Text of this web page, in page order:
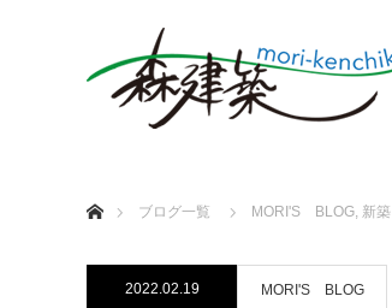
ブログ一覧
MORI'S BLOG, 新築
2022.02.19 MORI'S BLOG